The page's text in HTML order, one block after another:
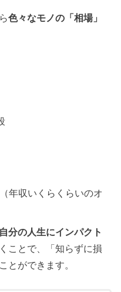
色々なモノの「相場」
年収いくらくらいのオ
自分の人生にインパクト
ことで、「知らずに損
とができます。